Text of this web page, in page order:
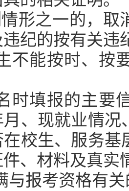
形之一的，取
违纪的按有关违
不能按时、按
时填报的主要
、现就业情
在校生、服务
、材料及真实
与报考资格有